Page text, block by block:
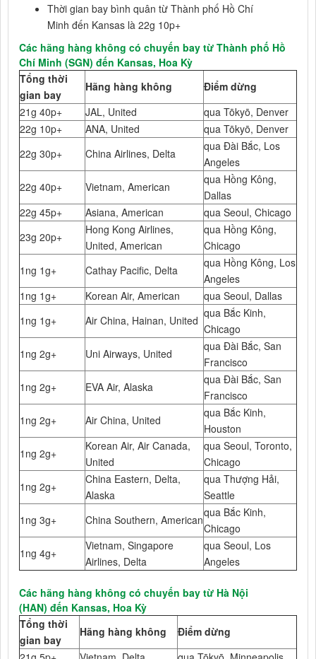
Thời gian bay bình quân từ Thành phố Hồ Chí
Minh đến Kansas là 22g 10p+
Các hãng hàng không có chuyến bay từ Thành phố Hồ
Chí Minh (SGN) đến Kansas, Hoa Kỳ
Tổng thời
gian bay
Hãng hàng không
Điểm dừng
21g 40p+
JAL, United
qua Tōkyō, Denver
22g 10p+
ANA, United
qua Tōkyō, Denver
22g 30p+
China Airlines, Delta
qua Đài Bắc, Los
Angeles
22g 40p+
Vietnam, American
qua Hồng Kông,
Dallas
22g 45p+
Asiana, American
qua Seoul, Chicago
23g 20p+
Hong Kong Airlines,
United, American
qua Hồng Kông,
Chicago
1ng 1g+
Cathay Pacific, Delta
qua Hồng Kông, Los
Angeles
1ng 1g+
Korean Air, American
qua Seoul, Dallas
1ng 1g+
Air China, Hainan, United
qua Bắc Kinh,
Chicago
1ng 2g+
Uni Airways, United
qua Đài Bắc, San
Francisco
1ng 2g+
EVA Air, Alaska
qua Đài Bắc, San
Francisco
1ng 2g+
Air China, United
qua Bắc Kinh,
Houston
1ng 2g+
Korean Air, Air Canada,
United
qua Seoul, Toronto,
Chicago
1ng 2g+
China Eastern, Delta,
Alaska
qua Thượng Hải,
Seattle
1ng 3g+
China Southern, American
qua Bắc Kinh,
Chicago
1ng 4g+
Vietnam, Singapore
Airlines, Delta
qua Seoul, Los
Angeles
Các hãng hàng không có chuyến bay từ Hà Nội
(HAN) đến Kansas, Hoa Kỳ
Tổng thời
gian bay
Hãng hàng không
Điểm dừng